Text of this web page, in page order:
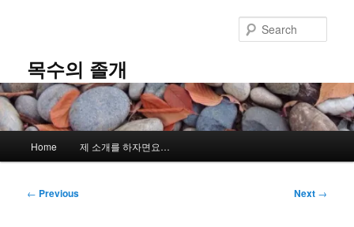
content목수의 졸개
Home 제 소개를 하자면요…
Post
← Previous Next →